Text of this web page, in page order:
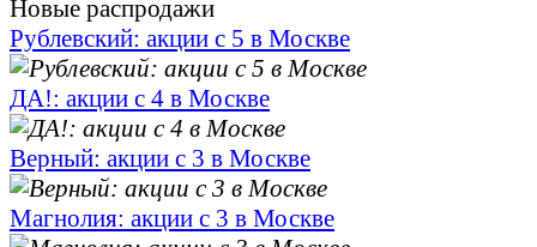
Новые распродажи
Рублевский: акции с 5 в Москве
ДА!: акции с 4 в Москве
Верный: акции с 3 в Москве
Магнолия: акции с 3 в Москве